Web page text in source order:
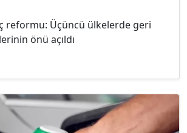
reformu: Üçüncü ülkelerde geri
önü açıldı